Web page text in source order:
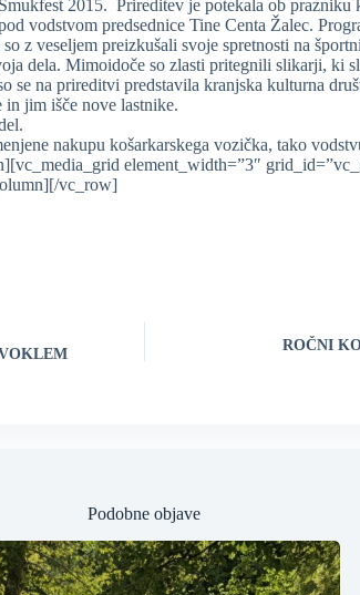
2015. Prireditev je potekala ob prazniku
vodstvom predsednice Tine Centa Žalec.
z veseljem preizkušali svoje spretnosti na
dela. Mimoidoče so zlasti pritegnili slikarji, ki
na prireditvi predstavila kranjska kulturna
in jim išče nove lastnike.
nakupu košarkarskega vozička, tako
element_width=”3″
vc_row]
ROČNI
Podobne objave